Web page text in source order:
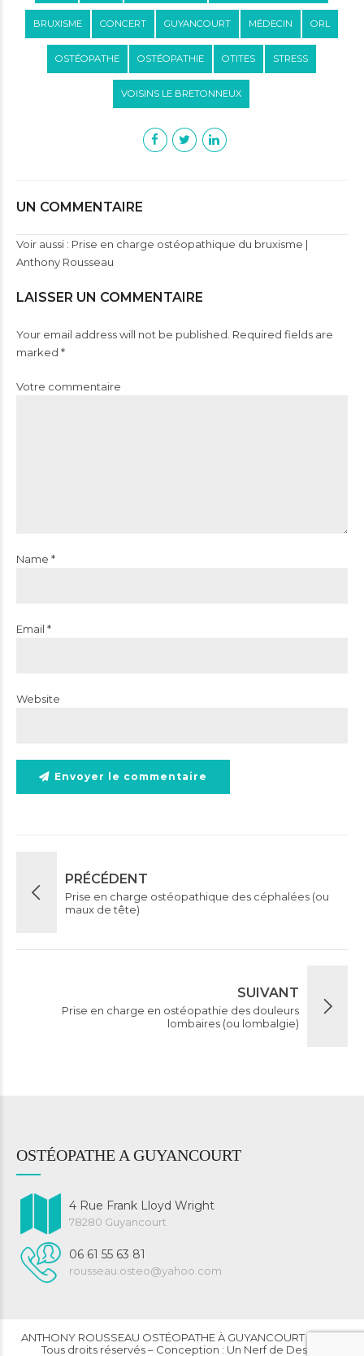
BRUXISME CONCERT GUYANCOURT MÉDECIN ORL
OSTÉOPATHE OSTÉOPATHIE OTITES STRESS
VOISINS LE BRETONNEUX
UN COMMENTAIRE
Voir aussi : Prise en charge ostéopathique du bruxisme |
Anthony Rousseau
LAISSER UN COMMENTAIRE
Your email address will not be published. Required fields are
marked *
Votre commentaire
Name *
Email *
Website
Envoyer le commentaire
PRÉCÉDENT
Prise en charge ostéopathique des céphalées (ou
maux de tête)
SUIVANT
Prise en charge en ostéopathie des douleurs
lombaires (ou lombalgie)
OSTÉOPATHE A GUYANCOURT
4 Rue Frank Lloyd Wright
78280 Guyancourt
06 61 55 63 81
rousseau.osteo@yahoo.com
ANTHONY ROUSSEAU OSTÉOPATHE À GUYANCOURT © 2023
Tous droits réservés – Conception : Un Nerf de Design